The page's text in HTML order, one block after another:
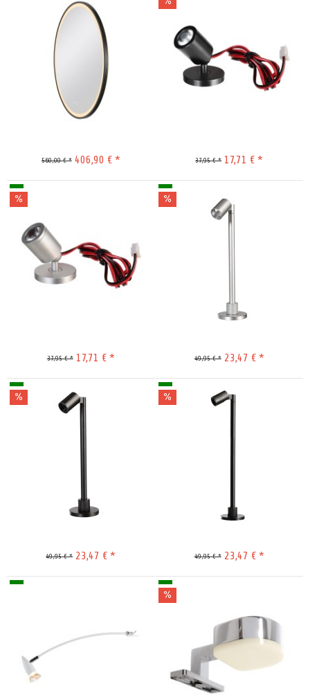
560,00 € * 406,90 € *
Merken
37,95 € * 17,71 € *
Merken
37,95 € * 17,71 € * 49,95 € * 23,47 € *
49,95 € * 23,47 € * 49,95 € * 23,47 € *
Merken